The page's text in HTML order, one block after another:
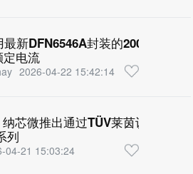
新DFN6546A封装的200 V
电流
2026-04-22 15:42:14
芯微推出通过TÜV莱茵认证的
列
04-21 15:03:24